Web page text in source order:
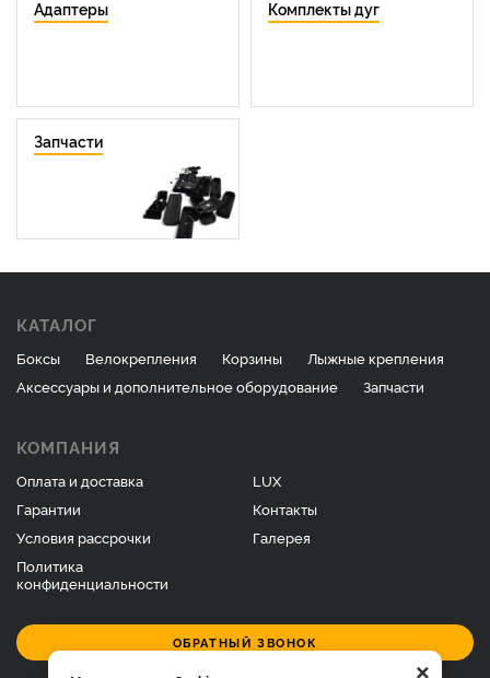
Адаптеры Комплекты дуг
Запчасти
КАТАЛОГ
Боксы Велокрепления Корзины
Лыжные крепления
Аксессуары и дополнительное оборудование
Запчасти
КОМПАНИЯ
Оплата и доставка
Гарантии
Условия рассрочки
Политика
конфиденциальности
LUX
Контакты
Галерея
ОБРАТНЫЙ ЗВОНОК
×